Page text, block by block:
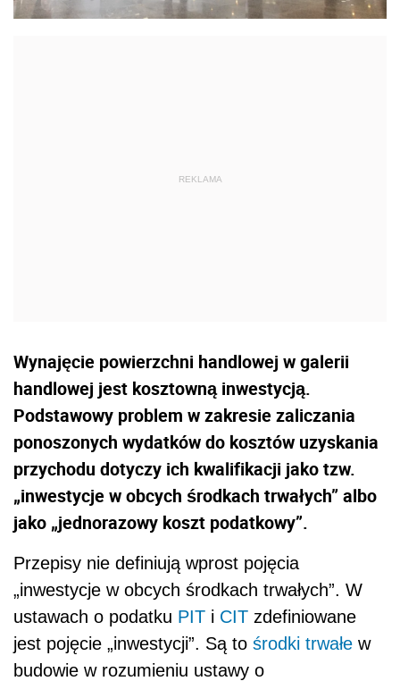
Wynajęcie powierzchni handlowej w galerii
handlowej jest kosztowną inwestycją.
Podstawowy problem w zakresie zaliczania
ponoszonych wydatków do kosztów uzyskania
przychodu dotyczy ich kwalifikacji jako tzw.
„inwestycje w obcych środkach trwałych” albo
jako „jednorazowy koszt podatkowy”.
Przepisy nie definiują wprost pojęcia
„inwestycje w obcych środkach trwałych”. W
ustawach o podatku PIT i CIT zdefiniowane
jest pojęcie „inwestycji”. Są to środki trwałe w
budowie w rozumieniu ustawy o